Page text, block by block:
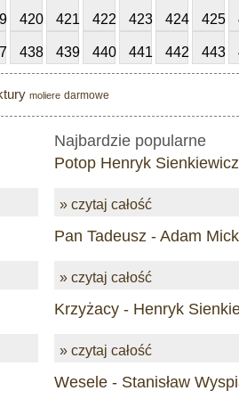
420 421 422 423 424 425
438 439 440 441 442 443
moliere darmowe
Najbardzie popularne
Potop Henryk Sienkiewicz
» czytaj całość
Pan Tadeusz - Adam
» czytaj całość
Krzyżacy - Henryk
» czytaj całość
Wesele - Stanisław